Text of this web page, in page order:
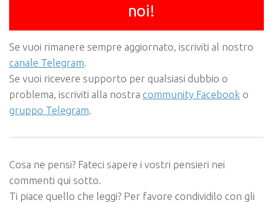
noi!
Se vuoi rimanere sempre aggiornato, iscriviti al nostro
canale Telegram.
Se vuoi ricevere supporto per qualsiasi dubbio o
problema, iscriviti alla nostra community Facebook o
gruppo Telegram.
Cosa ne pensi? Fateci sapere i vostri pensieri nei
commenti qui sotto.
Ti piace quello che leggi? Per favore condividilo con gli